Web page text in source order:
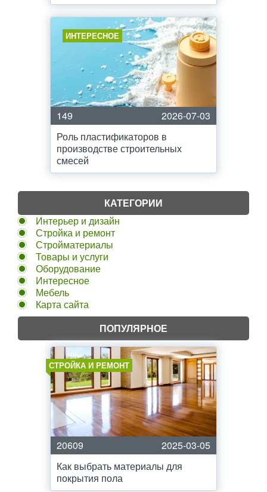
ИНТЕРЕСНОЕ
149
2026-07-03
Роль пластификаторов в
производстве строительных
смесей
КАТЕГОРИИ
Интерьер и дизайн
Стройка и ремонт
Стройматериалы
Товары и услуги
Оборудование
Интересное
Мебель
Карта сайта
ПОПУЛЯРНОЕ
СТРОЙКА И РЕМОНТ
20609
2025-03-05
Как выбрать материалы для
покрытия пола